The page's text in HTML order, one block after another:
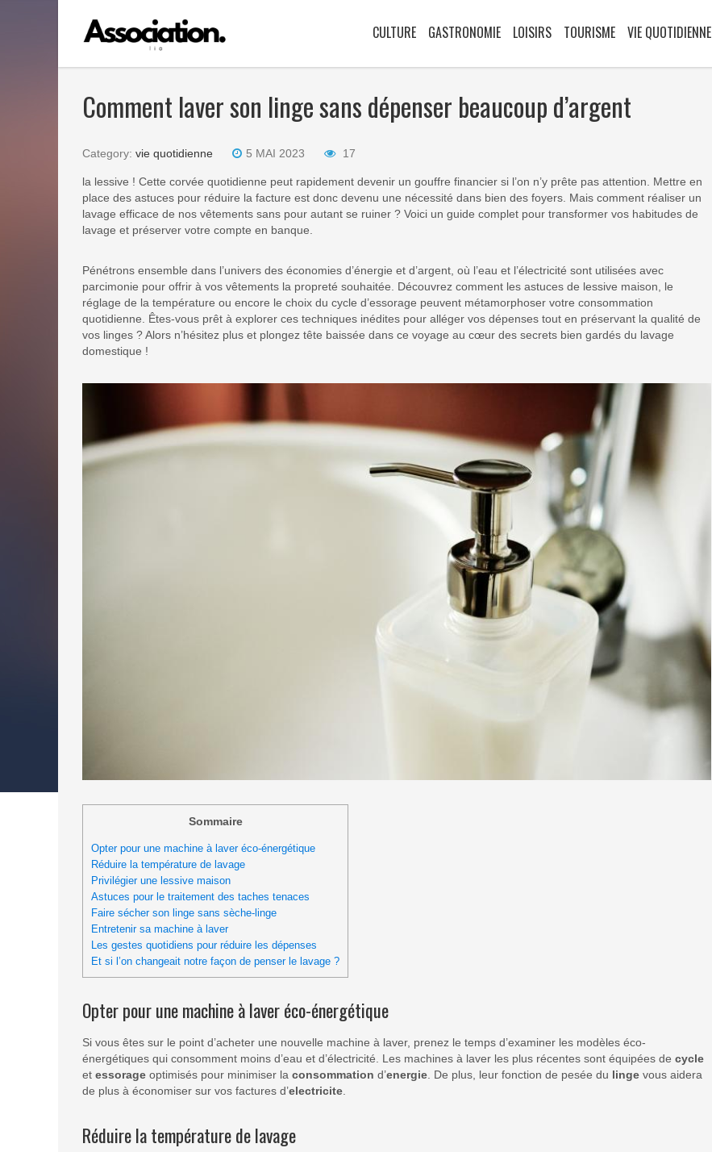
CULTURE GASTRONOMIE LOISIRS TOURISME VIE QUOTIDIENNE
Comment laver son linge sans dépenser beaucoup d’argent
Category: vie quotidienne 5 MAI 2023 17
la lessive ! Cette corvée quotidienne peut rapidement devenir un gouffre financier si l’on n’y prête pas attention. Mettre en
place des astuces pour réduire la facture est donc devenu une nécessité dans bien des foyers. Mais comment réaliser un
lavage efficace de nos vêtements sans pour autant se ruiner ? Voici un guide complet pour transformer vos habitudes de
lavage et préserver votre compte en banque.
Pénétrons ensemble dans l’univers des économies d’énergie et d’argent, où l’eau et l’électricité sont utilisées avec
parcimonie pour offrir à vos vêtements la propreté souhaitée. Découvrez comment les astuces de lessive maison, le
réglage de la température ou encore le choix du cycle d’essorage peuvent métamorphoser votre consommation
quotidienne. Êtes-vous prêt à explorer ces techniques inédites pour alléger vos dépenses tout en préservant la qualité de
vos linges ? Alors n’hésitez plus et plongez tête baissée dans ce voyage au cœur des secrets bien gardés du lavage
domestique !
Sommaire
Opter pour une machine à laver éco-énergétique
Réduire la température de lavage
Privilégier une lessive maison
Astuces pour le traitement des taches tenaces
Faire sécher son linge sans sèche-linge
Entretenir sa machine à laver
Les gestes quotidiens pour réduire les dépenses
Et si l’on changeait notre façon de penser le lavage ?
Opter pour une machine à laver éco-énergétique
Si vous êtes sur le point d’acheter une nouvelle machine à laver, prenez le temps d’examiner les modèles éco-
énergétiques qui consomment moins d’eau et d’électricité. Les machines à laver les plus récentes sont équipées de cycle
et essorage optimisés pour minimiser la consommation d’energie. De plus, leur fonction de pesée du linge vous aidera
de plus à économiser sur vos factures d’electricite.
Réduire la température de lavage